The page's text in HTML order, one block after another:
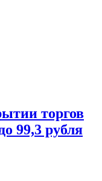
торгов
99,3 рубля